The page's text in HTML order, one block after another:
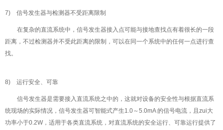
7) 信号发生器与检测器不受距离限制
在复杂的直流系统中，信号发生器接入点可能与接地查找点有着很长的一段
距离，不过检测器并不受此距离的限制，可以在同一个系统中的任何一点进行查
找。
8) 运行安全、可靠
信号发生器是需要接入直流系统之中的，这就对设备的安全性与根据直流系
统现场的实际情况，信号发生器可智能式产生1.0～5.0mA 的信号电流，且zui大
功率小于0.2W，适用于各类直流系统，对直流系统的安全运行、可靠运行提供了